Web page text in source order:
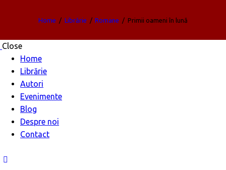
Home Librărie Romane Primii oameni în lună
Close
Home
Librărie
Autori
Evenimente
Blog
Despre noi
Contact